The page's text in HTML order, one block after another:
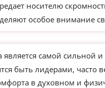
носителю
особое внимание
самой сильной
быть лидерами, часто
в духовном и